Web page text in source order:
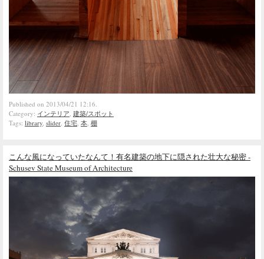
Published on 2013/04/21 12:16.
Category: インテリア, 建築/スポット
Tags: library, slider, 住宅, 本, 棚
こんな風になっていたなんて！有名建築の地下に隠された壮大な秘密 -
Schusev State Museum of Architecture